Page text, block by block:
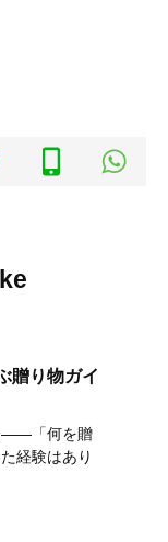
贈り物ガイ
――「何を贈
経験はあり